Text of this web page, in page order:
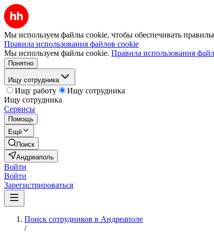
Мы используем файлы cookie, чтобы обеспечивать
Правила использования файлов cookie
Мы используем файлы cookie. Правила использования
Понятно
Ищу сотрудника
Ищу работу
Ищу сотрудника
Ищу сотрудника
Сервисы
Помощь
Ещё
Поиск
Андреаполь
Войти
Войти
Зарегистрироваться
Поиск сотрудников в Андреаполе
/